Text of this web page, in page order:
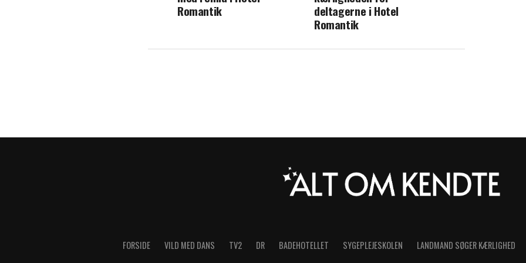
deltagerne i Hotel
Romantik
Romantik
FORSIDE VILD MED DANS TV2 DR BADEHOTELLET SYGEPLEJESKOLEN LANDMAND SØGER KÆRLIGHED